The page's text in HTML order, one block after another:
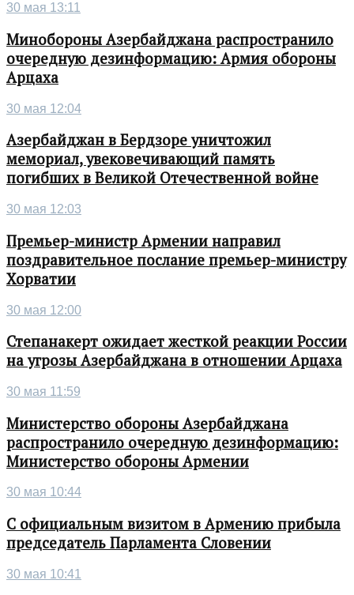
30 мая 13:11
Минобороны Азербайджана распространило
очередную дезинформацию: Армия обороны
Арцаха
30 мая 12:04
Азербайджан в Бердзоре уничтожил
мемориал, увековечивающий память
погибших в Великой Отечественной войне
30 мая 12:03
Премьер-министр Армении направил
поздравительное послание премьер-министру
Хорватии
30 мая 12:00
Степанакерт ожидает жесткой реакции России
на угрозы Азербайджана в отношении Арцаха
30 мая 11:59
Министерство обороны Азербайджана
распространило очередную дезинформацию:
Министерство обороны Армении
30 мая 10:44
С официальным визитом в Армению прибыла
председатель Парламента Словении
30 мая 10:41